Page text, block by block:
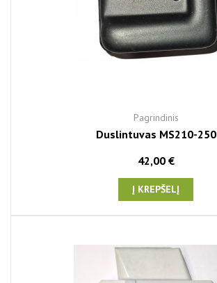
Pagrindinis
Duslintuvas MS210-250
42,00 €
Į KREPŠELĮ